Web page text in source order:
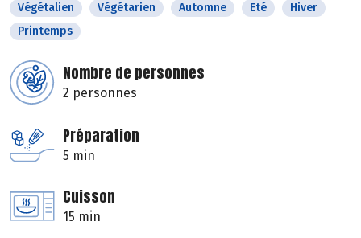
Végétalien
Végétarien Automne Eté
Hiver
Printemps
Nombre de personnes
2 personnes
Préparation
5 min
Cuisson
15 min